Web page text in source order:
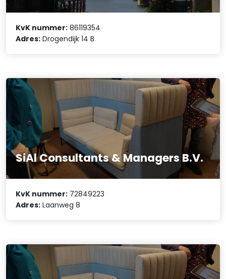
KvK nummer: 86119354
Adres: Drogendijk 14 B
SiAl Consultants & Managers B.V.
KvK nummer: 72849223
Adres: Laanweg 8